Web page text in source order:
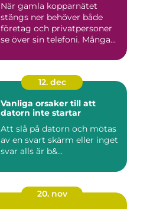
När gamla kopparnätet
stängs ner behöver både
företag och privatpersoner
se över sin telefoni. Många...
12. dec
Vanliga orsaker till att
datorn inte startar
Att slå på datorn och mötas
av en svart skärm eller inget
svar alls är b&...
20. nov